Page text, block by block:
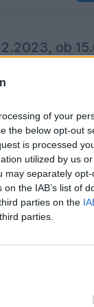
of your
the below opt-out
is processed
utilized by us
may separately
the IAB’s list of
parties on the
parties.
ob
odlično
je s trdim